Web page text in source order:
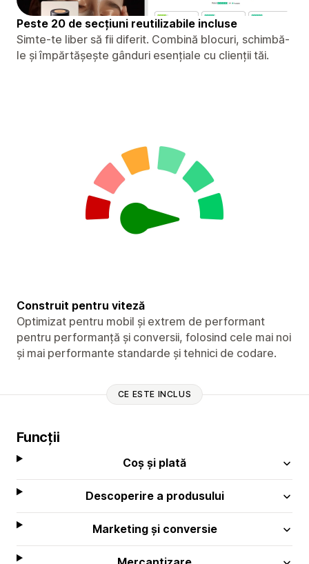
Peste 20 de secțiuni reutilizabile incluse
Simte-te liber să fii diferit. Combină blocuri, schimbă-
le și împărtășește gânduri esențiale cu clienții tăi.
Construit pentru viteză
Optimizat pentru mobil și extrem de performant
pentru performanță și conversii, folosind cele mai noi
și mai performante standarde și tehnici de codare.
CE ESTE INCLUS
Funcții
Coș și plată
Descoperire a produsului
Marketing și conversie